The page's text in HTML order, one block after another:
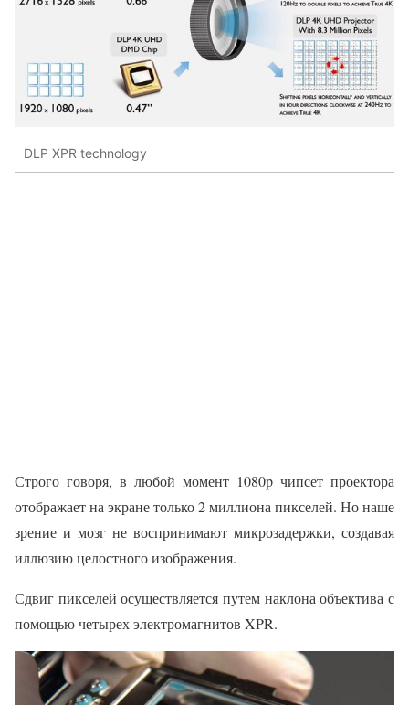
DLP XPR technology
Строго говоря, в любой момент 1080p чипсет проектора
отображает на экране только 2 миллиона пикселей. Но наше
зрение и мозг не воспринимают микрозадержки, создавая
иллюзию целостного изображения.
Сдвиг пикселей осуществляется путем наклона объектива с
помощью четырех электромагнитов XPR.